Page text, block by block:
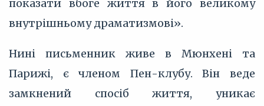
показати вбоге життя в його великому
внутрішньому драматизмові».
Нині письменник живе в Мюнхені та
Парижі, є членом Пен-клубу. Він веде
замкнений спосіб життя, уникає